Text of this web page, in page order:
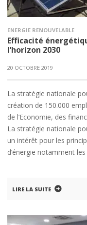
ENERGIE RENOUVELABLE
Efficacité
l’horizon 2030
20 OCTOBRE 2019
La stratégie nationale
création de 150.000
de l’Economie, des
La stratégie nationale
un intérêt pour les
d’énergie notamment
LIRE LA SUITE